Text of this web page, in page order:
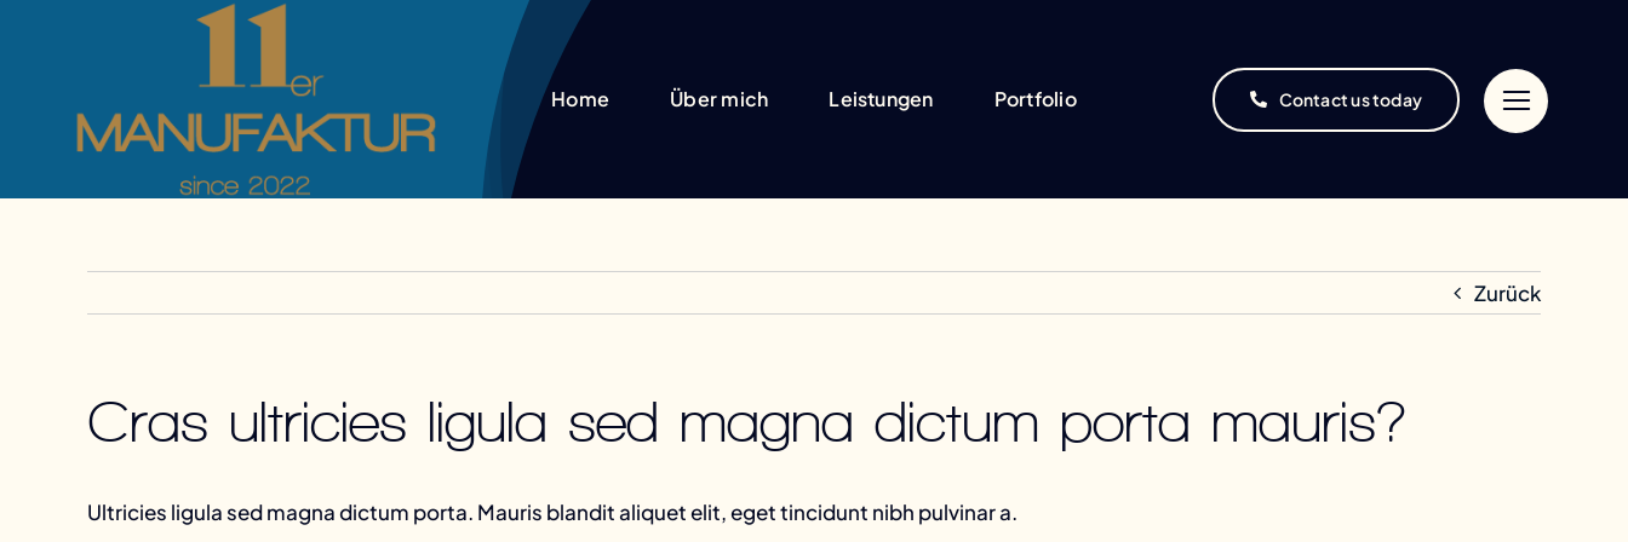
Home Über mich Leistungen Portfolio Contact us today
Zurück
Cras ultricies ligula sed magna dictum porta mauris?
Ultricies ligula sed magna dictum porta. Mauris blandit aliquet elit, eget tincidunt nibh pulvinar a.